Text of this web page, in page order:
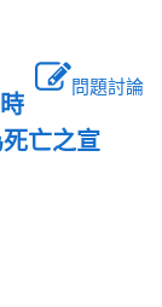
問題討論
亡之宣